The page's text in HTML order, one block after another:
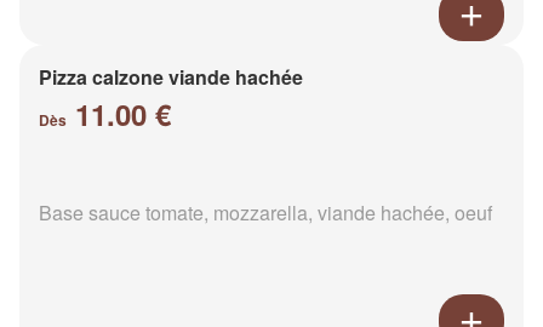
Pizza calzone viande hachée
Dès 11.00 €
Base sauce tomate, mozzarella, viande hachée, oeuf